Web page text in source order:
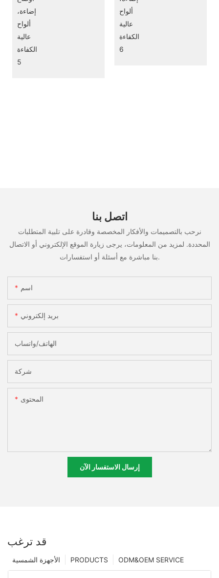
اتصل بنا
نرحب بالتصميمات والأفكار المخصصة وقادرة على تلبية المتطلبات
المحددة. لمزيد من المعلومات، يرجى زيارة الموقع الإلكتروني أو الاتصال
بنا مباشرة مع أسئلة أو استفسارات.
اسم
بريد إلكتروني
الهاتف/واتساب
شركة
المحتوى
إرسال الاستفسار الآن
قد ترغب
ODM&OEM SERVICE
PRODUCTS الأجهزة الشمسية